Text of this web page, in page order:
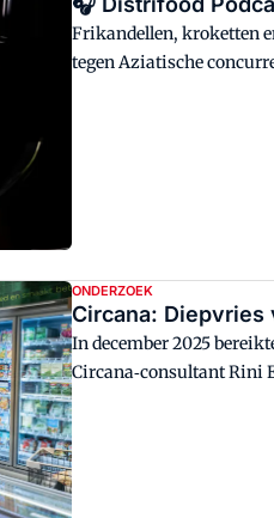
Frikandellen, kroketten
tegen Aziatische
ONDERZOEK
Circana:
In december 2025
Circana‑consultant Rini